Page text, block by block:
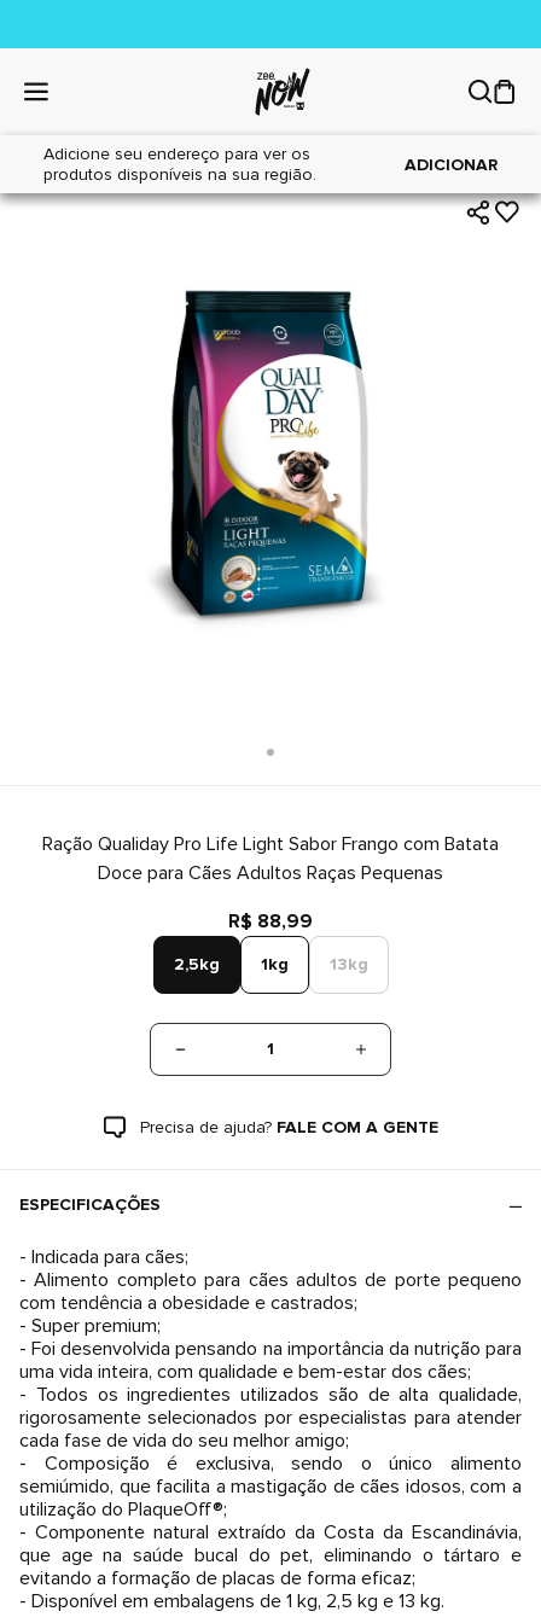
Adicione seu endereço para ver os
produtos disponíveis na sua região.
ADICIONAR
Home|Cães|Alimentos
Ração Qualiday Pro Life Light Sabor Frango com Batata
Doce para Cães Adultos Raças Pequenas
R$ 88,99
2,5kg 1kg 13kg
1
Precisa de ajuda? FALE COM A GENTE
ESPECIFICAÇÕES
- Indicada para cães;
- Alimento completo para cães adultos de porte pequeno
com tendência a obesidade e castrados;
- Super premium;
- Foi desenvolvida pensando na importância da nutrição para
uma vida inteira, com qualidade e bem-estar dos cães;
- Todos os ingredientes utilizados são de alta qualidade,
rigorosamente selecionados por especialistas para atender
cada fase de vida do seu melhor amigo;
- Composição é exclusiva, sendo o único alimento
semiúmido, que facilita a mastigação de cães idosos, com a
utilização do PlaqueOff®;
- Componente natural extraído da Costa da Escandinávia,
que age na saúde bucal do pet, eliminando o tártaro e
evitando a formação de placas de forma eﬁcaz;
- Disponível em embalagens de 1 kg, 2,5 kg e 13 kg.